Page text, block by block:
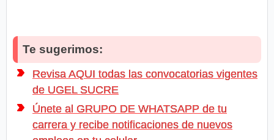
Te sugerimos:
Revisa AQUI todas las convocatorias vigentes
de UGEL SUCRE
Únete al GRUPO DE WHATSAPP de tu
carrera y recibe notificaciones de nuevos